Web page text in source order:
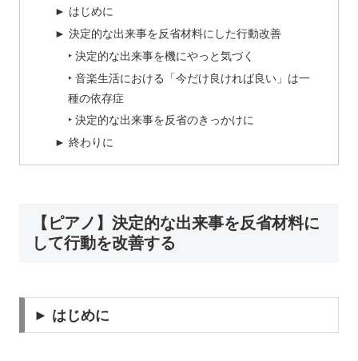
► はじめに
► 決定的な出来事を反省材料にした行動改善
‣ 決定的な出来事を機にやっと気づく
‣ 音楽生活における「今だけ良ければ良い」は一
種の依存症
‣ 決定的な出来事を反省のきっかけに
► 終わりに
【ピアノ】決定的な出来事を反省材料に
して行動を改善する
► はじめに